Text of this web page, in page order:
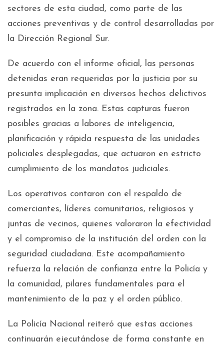
sectores de esta ciudad, como parte de las
acciones preventivas y de control desarrolladas por
la Dirección Regional Sur.
De acuerdo con el informe oficial, las personas
detenidas eran requeridas por la justicia por su
presunta implicación en diversos hechos delictivos
registrados en la zona. Estas capturas fueron
posibles gracias a labores de inteligencia,
planificación y rápida respuesta de las unidades
policiales desplegadas, que actuaron en estricto
cumplimiento de los mandatos judiciales.
Los operativos contaron con el respaldo de
comerciantes, líderes comunitarios, religiosos y
juntas de vecinos, quienes valoraron la efectividad
y el compromiso de la institución del orden con la
seguridad ciudadana. Este acompañamiento
refuerza la relación de confianza entre la Policía y
la comunidad, pilares fundamentales para el
mantenimiento de la paz y el orden público.
La Policía Nacional reiteró que estas acciones
continuarán ejecutándose de forma constante en